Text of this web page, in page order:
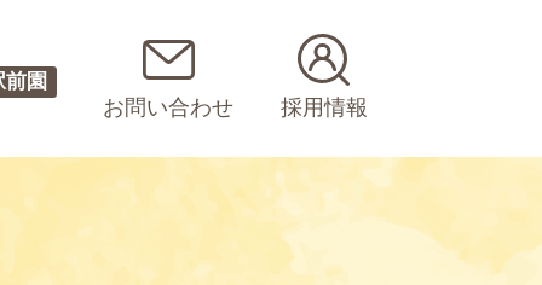
園
お問い合わせ 採用情報